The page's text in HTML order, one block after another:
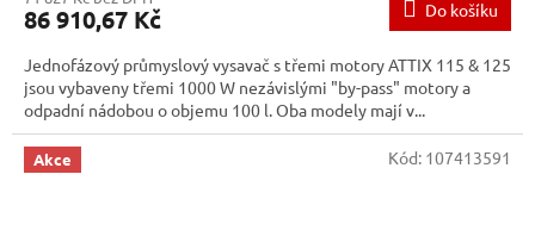
86 910,67 Kč Do košíku
Jednofázový průmyslový vysavač s třemi motory ATTIX 115 & 125
jsou vybaveny třemi 1000 W nezávislými "by-pass" motory a
odpadní nádobou o objemu 100 l. Oba modely mají v...
Akce Kód: 107413591